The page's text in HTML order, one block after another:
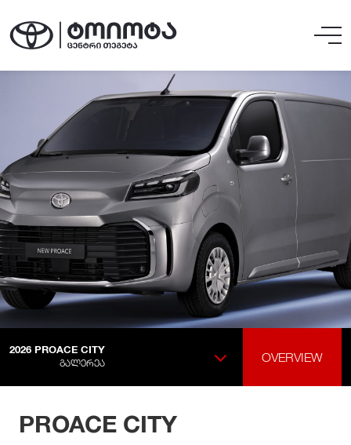
2026 PROACE CITY
ᲒᲐᲚᲔᲠᲔᲐ
OVERVIEW
PROACE CITY